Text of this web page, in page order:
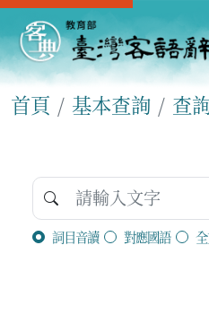
首頁 基本查詢 查
詞目音讀 對應國語